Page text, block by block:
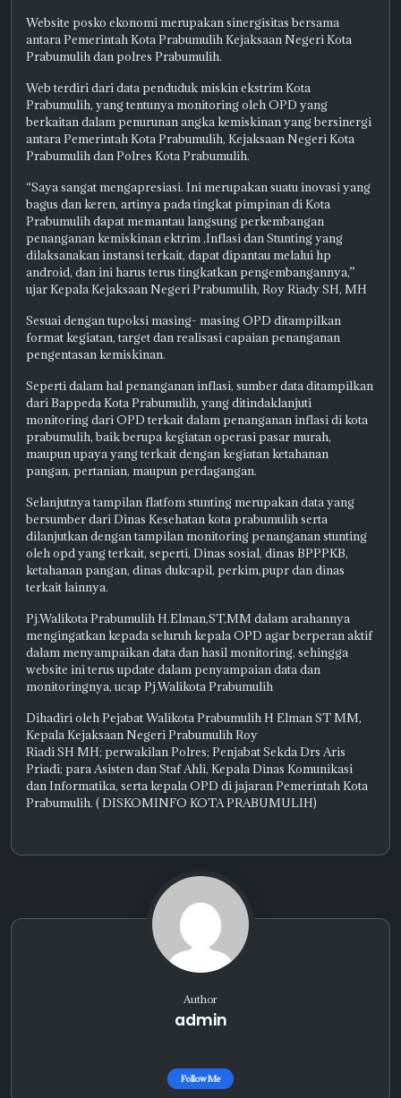
Website posko ekonomi merupakan sinergisitas bersama
antara Pemerintah Kota Prabumulih Kejaksaan Negeri Kota
Prabumulih dan polres Prabumulih.
Web terdiri dari data penduduk miskin ekstrim Kota
Prabumulih, yang tentunya monitoring oleh OPD yang
berkaitan dalam penurunan angka kemiskinan yang bersinergi
antara Pemerintah Kota Prabumulih, Kejaksaan Negeri Kota
Prabumulih dan Polres Kota Prabumulih.
“Saya sangat mengapresiasi. Ini merupakan suatu inovasi yang
bagus dan keren, artinya pada tingkat pimpinan di Kota
Prabumulih dapat memantau langsung perkembangan
penanganan kemiskinan ektrim ,Inflasi dan Stunting yang
dilaksanakan instansi terkait, dapat dipantau melalui hp
android, dan ini harus terus tingkatkan pengembangannya,”
ujar Kepala Kejaksaan Negeri Prabumulih, Roy Riady SH, MH
Sesuai dengan tupoksi masing- masing OPD ditampilkan
format kegiatan, target dan realisasi capaian penanganan
pengentasan kemiskinan.
Seperti dalam hal penanganan inflasi, sumber data ditampilkan
dari Bappeda Kota Prabumulih, yang ditindaklanjuti
monitoring dari OPD terkait dalam penanganan inflasi di kota
prabumulih, baik berupa kegiatan operasi pasar murah,
maupun upaya yang terkait dengan kegiatan ketahanan
pangan, pertanian, maupun perdagangan.
Selanjutnya tampilan flatfom stunting merupakan data yang
bersumber dari Dinas Kesehatan kota prabumulih serta
dilanjutkan dengan tampilan monitoring penanganan stunting
oleh opd yang terkait, seperti, Dinas sosial, dinas BPPPKB,
ketahanan pangan, dinas dukcapil, perkim,pupr dan dinas
terkait lainnya.
Pj.Walikota Prabumulih H.Elman,ST,MM dalam arahannya
mengingatkan kepada seluruh kepala OPD agar berperan aktif
dalam menyampaikan data dan hasil monitoring, sehingga
website ini terus update dalam penyampaian data dan
monitoringnya, ucap Pj.Walikota Prabumulih
Dihadiri oleh Pejabat Walikota Prabumulih H Elman ST MM,
Kepala Kejaksaan Negeri Prabumulih Roy
Riadi SH MH; perwakilan Polres; Penjabat Sekda Drs Aris
Priadi; para Asisten dan Staf Ahli, Kepala Dinas Komunikasi
dan Informatika, serta kepala OPD di jajaran Pemerintah Kota
Prabumulih. ( DISKOMINFO KOTA PRABUMULIH)
Author
admin
Follow Me